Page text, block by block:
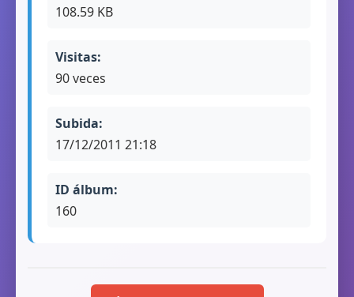
108.59 KB
Visitas:
90 veces
Subida:
17/12/2011 21:18
ID álbum:
160